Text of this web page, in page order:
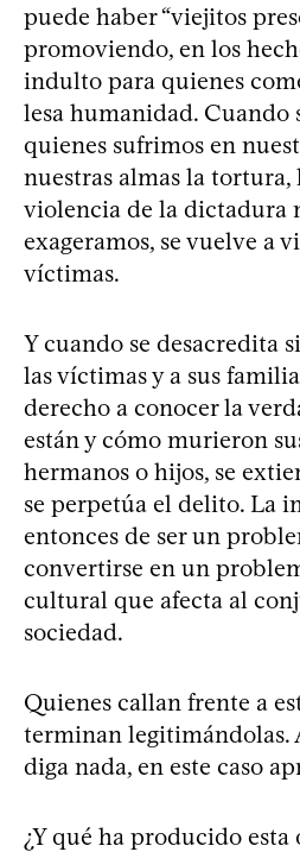
puede haber “viejitos
promoviendo, en los
indulto para quienes
lesa humanidad. Cuando
quienes sufrimos en
nuestras almas la
violencia de la dictadura
exageramos, se vuelve a
víctimas.
Y cuando se desacredita
las víctimas y a sus
derecho a conocer la
están y cómo murieron
hermanos o hijos, se
se perpetúa el delito. La
entonces de ser un
convertirse en un
cultural que afecta al
sociedad.
Quienes callan frente a
terminan legitimándolas.
diga nada, en este caso
¿Y qué ha producido